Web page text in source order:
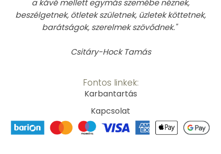
a kávé mellett egymás szemébe néznek,
beszélgetnek, ötletek születnek, üzletek köttetnek,
barátságok, szerelmek szövődnek."
Csitáry-Hock Tamás
Fontos linkek:
Karbantartás
Kapcsolat